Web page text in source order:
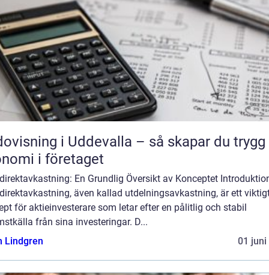
i Uddevalla – så skapar du trygg
i företaget
En Grundlig Översikt av Konceptet
även kallad utdelningsavkastning, är ett
för aktieinvesterare som letar efter en pålitlig och stabil
från sina investeringar. D...
Lindgren
01 juni